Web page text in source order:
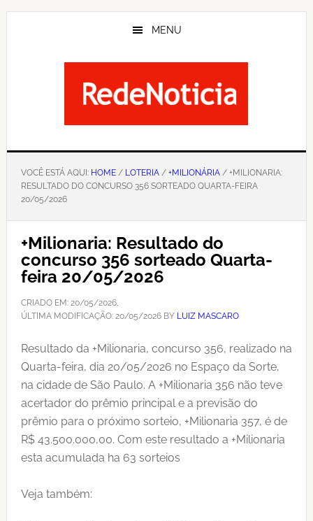
Skip
MENU
VOCÊ ESTÁ AQUI: HOME/ LOTERIA/ +MILIONÁRIA/ +MILIONARIA:
RESULTADO DO CONCURSO 356 SORTEADO QUARTA-FEIRA
20/05/2026
+Milionaria: Resultado do
concurso 356 sorteado Quarta-
feira 20/05/2026
CRIADO EM: 20/05/2026,
ÚLTIMA MODIFICAÇÃO: 20/05/2026BY LUIZ MASCARO
Resultado da +Milionaria, concurso 356, realizado na
Quarta-feira, dia 20/05/2026 no Espaço da Sorte,
na cidade de São Paulo. A +Milionaria 356 não teve
acertador do prêmio principal e a previsão do
prêmio para o próximo sorteio, +Milionaria 357, é de
R$ 43.500.000,00. Com este resultado a +Milionaria
esta acumulada ha 63 sorteios
Veja também: